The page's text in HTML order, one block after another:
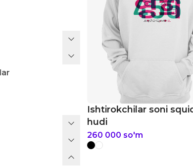
Ishtirokchilar soni
hudi
260 000 so'm